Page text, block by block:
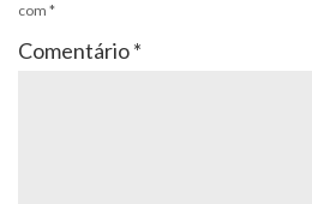
com *
Comentário*